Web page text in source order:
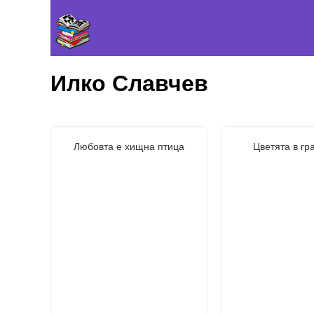
Илко Славчев
Любовта е хищна птица Цветята в